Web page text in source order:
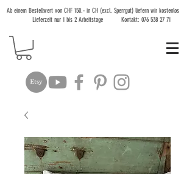
Ab einem Bestellwert von CHF 150.- in CH (excl. Sperrgut) liefern wir kostenlos
Lieferzeit nur 1 bis 2 Arbeitstage Kontakt: 076 538 27 71